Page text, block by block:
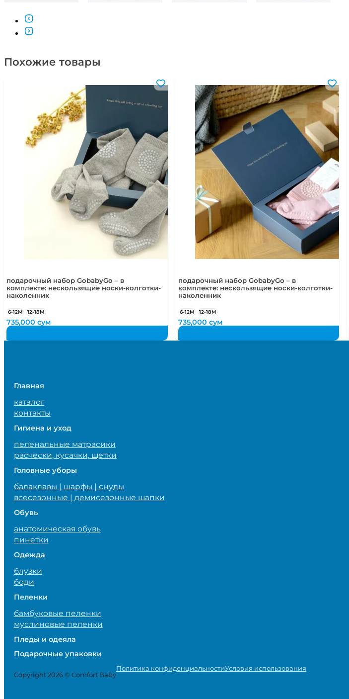
Похожие товары
подарочный набор GobabyGo – в
комплекте: нескользящие носки-колготки-
наколенник
6-12М 12-18М
735,000сум
подарочный набор GobabyGo – в
комплекте: нескользящие носки-колготки-
наколенник
6-12М 12-18М
735,000 сум
Главная
каталог
контакты
Гигиена и уход
пеленальные матрасики
расчески, кусачки, щетки
Головные уборы
балаклавы | шарфы | снуды
всесезонные | демисезонные шапки
Обувь
анатомическая обувь
пинетки
Одежда
блузки
боди
Пеленки
бамбуковые пеленки
муслиновые пеленки
Пледы и одеяла
Подарочные упаковки
Copyright 2026 © Comfort Baby
Политика конфиденциальностиУсловия использования